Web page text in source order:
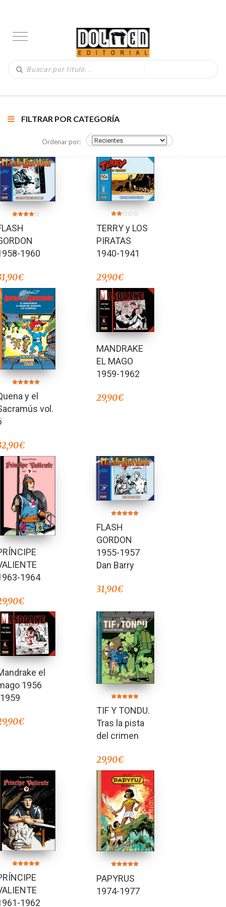
FILTRAR POR CATEGORÍA
Ordenar por:
en
4.00
de 5
1960
€
en
2.00
de 5
TERRY y LOS
PIRATAS
1940-1941
29,90€
5.00
de 5 y el
vol.
€
MANDRAKE
EL MAGO
1959-1962
29,90€
1964
€
5.00
de 5
FLASH
GORDON
1955-1957
Dan Barry
31,90€
el
1956
€
5.00
de 5
TIF Y TONDU.
Tras la pista
del crimen
29,90€
5.00
de 5
1962
5.00
de 5
PAPYRUS
1974-1977